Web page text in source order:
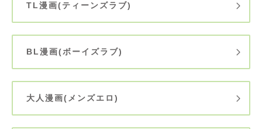
TL漫画(ティーンズラブ)
BL漫画(ボーイズラブ)
大人漫画(メンズエロ)